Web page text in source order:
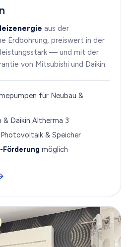
aus der
Erdbohrung, preiswert in der
— und mit der
von Mitsubishi und Daikin.
für Neubau &
& Daikin Altherma 3
& Speicher
Förderung möglich